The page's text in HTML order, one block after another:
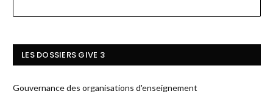
LES DOSSIERS GIVE 3
Gouvernance des organisations d'enseignement